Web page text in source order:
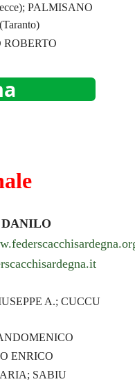
PALMISANO
A.; CUCCU
ENRICO
SABIU